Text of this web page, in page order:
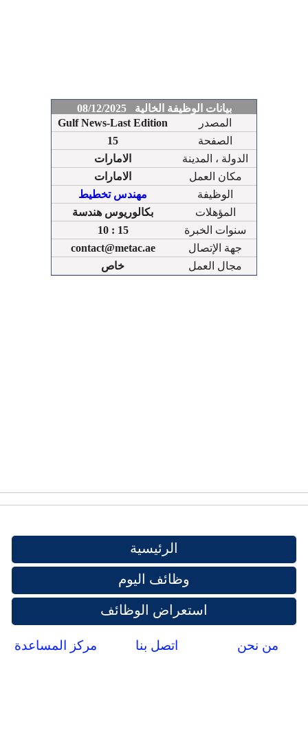
بيانات الوظيفة الخالية 08/12/2025
Gulf News-Last Edition
المصدر
15
الصفحة
الامارات
الدولة ، المدينة
الامارات
مكان العمل
مهندس تخطيط
الوظيفة
بكالوريوس هندسة
المؤهلات
10 : 15
سنوات الخبرة
contact@metac.ae
جهة الإتصال
خاص
مجال العمل
الرئيسية
وظائف اليوم
استعراض الوظائف
من نحن اتصل بنا مركز المساعدة